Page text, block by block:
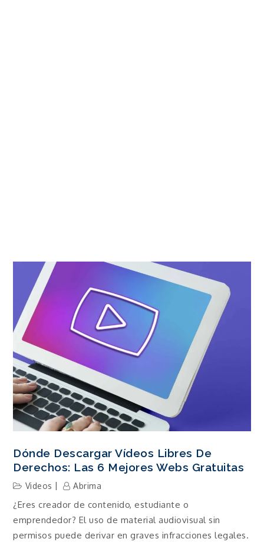
Dónde Descargar Vídeos Libres De
Derechos: Las 6 Mejores Webs Gratuitas
Videos Abrima
¿Eres creador de contenido, estudiante o
emprendedor? El uso de material audiovisual sin
permisos puede derivar en graves infracciones legales.